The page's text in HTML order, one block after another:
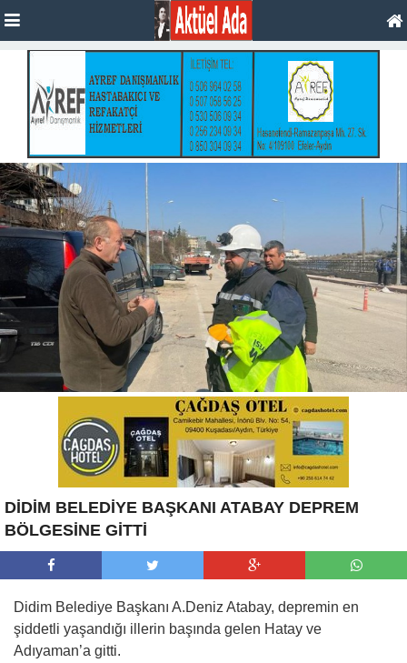
DİDİM BELEDİYE BAŞKANI ATABAY DEPREM
BÖLGESİNE GİTTİ
Didim Belediye Başkanı A.Deniz Atabay, depremin en
şiddetli yaşandığı illerin başında gelen Hatay ve
Adıyaman’a gitti.